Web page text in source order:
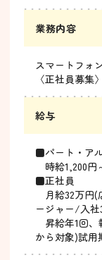
業務内容
スマートフォ
〈正社員募集〉
給与
■パート・ア
時給1,200円
■正社員
月給32万円(
ージャー/入社
昇給年1回、
から対象)試用